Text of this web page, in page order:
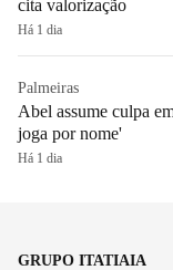
cita valorização
Há 1 dia
Palmeiras
Abel assume culpa
joga por nome'
Há 1 dia
GRUPO ITATIAIA